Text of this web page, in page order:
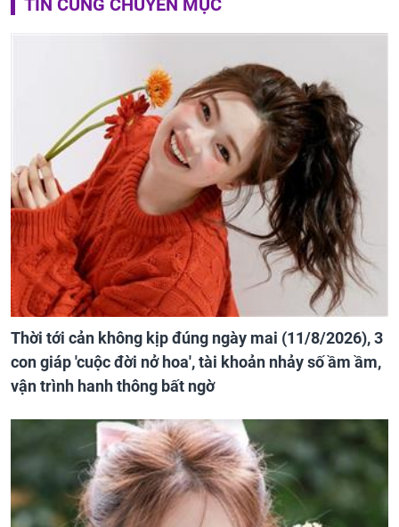
TIN CÙNG CHUYÊN MỤC
Thời tới cản không kịp đúng ngày mai (11/8/2026), 3
con giáp 'cuộc đời nở hoa', tài khoản nhảy số ầm ầm,
vận trình hanh thông bất ngờ